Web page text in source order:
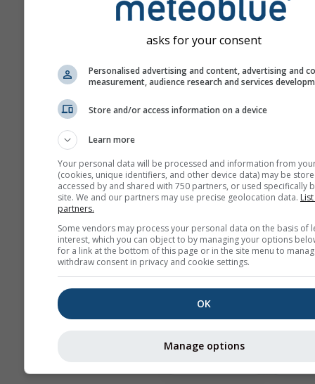
La previsión se crea con
"conjunto" de modelos.
modelos ejecutados con
calculados para estimar la
previsibilidad de la
Previsión
estacional
Astronomy
asks for your consent
Personalised advertising and content, advertising and
measurement, audience research and services
Store and/or access information on a device
Learn more
Your personal data will be processed and information from
(cookies, unique identifiers, and other device data) may be
accessed by and shared with 750 partners, or used specifically
site. We and our partners may use precise geolocation data.
partners.
Some vendors may process your personal data on the basis of
interest, which you can object to by managing your options
for a link at the bottom of this page or in the site menu to
withdraw consent in privacy and cookie settings.
OK
Manage options